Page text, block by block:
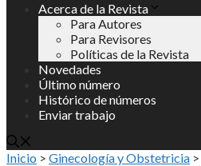
Acerca de la Revista
Para Autores
Para Revisores
Políticas de la Revista
Novedades
Último número
Histórico de números
Enviar trabajo
Inicio > Ginecología y Obstetricia >